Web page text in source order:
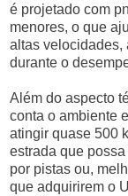
é projetado com
menores, o que
altas velocidades,
durante o
Além do aspecto
conta o ambiente
atingir quase 500
estrada que
por pistas ou,
que adquirirem o